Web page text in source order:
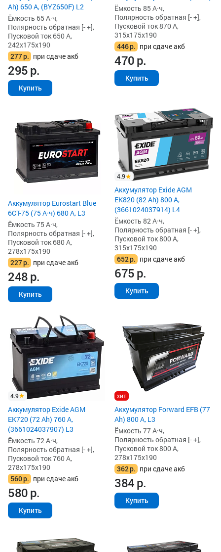
Ah) 650 А, (BYZ650F) L2
Ёмкость 65 А·ч,
Полярность обратная [- +],
Пусковой ток 650 А,
242x175x190
277р. при сдаче акб
295р.
Купить
Ёмкость 85 А·ч,
Полярность обратная [- +],
Пусковой ток 870 А,
315x175x190
446р. при сдаче акб
470р.
Купить
Аккумулятор Eurostart Blue
6CT-75 (75 А·ч) 680 А, L3
Ёмкость 75 А·ч,
Полярность обратная [- +],
Пусковой ток 680 А,
278x175x190
227р. при сдаче акб
248р.
Купить
4.9
Аккумулятор Exide AGM
EK820 (82 Ah) 800 А,
(3661024037914) L4
Ёмкость 82 А·ч,
Полярность обратная [- +],
Пусковой ток 800 А,
315x175x190
652р. при сдаче акб
675р.
Купить
4.9
Аккумулятор Exide AGM
EK720 (72 Ah) 760 А,
(3661024037907) L3
Ёмкость 72 А·ч,
Полярность обратная [- +],
Пусковой ток 760 А,
278x175x190
560р. при сдаче акб
580р.
Купить
хит
Аккумулятор Forward EFB (77
Ah) 800 А, L3
Ёмкость 77 А·ч,
Полярность обратная [- +],
Пусковой ток 800 А,
278x175x190
362р. при сдаче акб
384р.
Купить